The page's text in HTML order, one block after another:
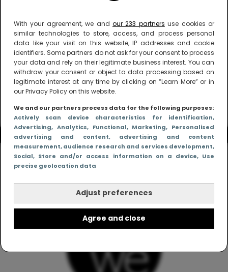
With your agreement, we and our 233 partners use cookies or
similar technologies to store, access, and process personal
data like your visit on this website, IP addresses and cookie
identifiers. Some partners do not ask for your consent to process
your data and rely on their legitimate business interest. You can
withdraw your consent or object to data processing based on
legitimate interest at any time by clicking on “Learn More” or in
our Privacy Policy on this website.
We and our partners process data for the following purposes:
Actively scan device characteristics for identification,
Advertising, Analytics, Functional, Marketing, Personalised
advertising and content, advertising and content
measurement, audience research and services development,
Social, Store and/or access information on a device, Use
precise geolocation data
Adjust preferences
Agree and close